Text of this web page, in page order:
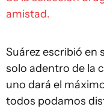
amistad.
Suárez escribió en
solo adentro de la
uno dará el
todos podamos